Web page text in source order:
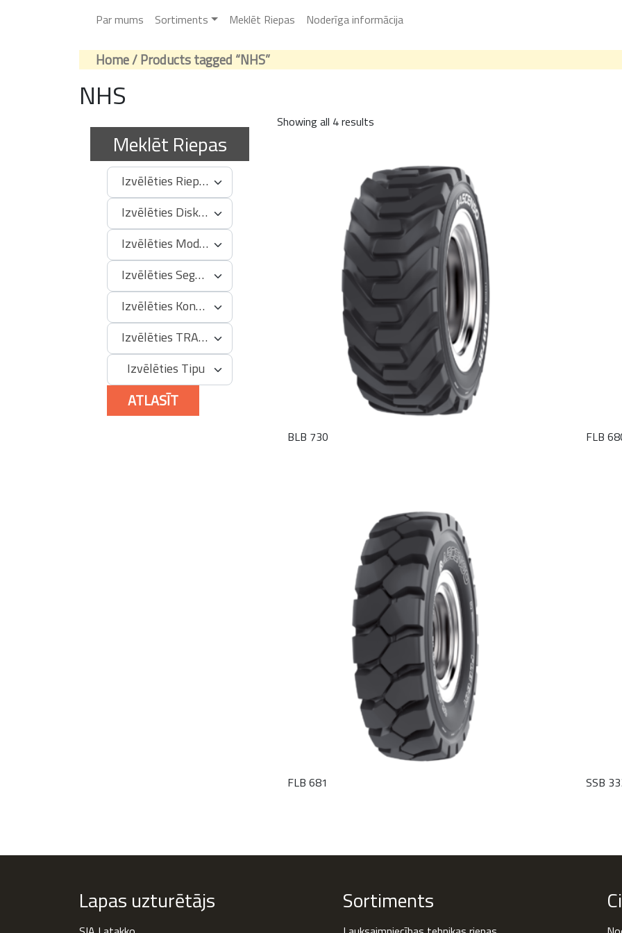
Par mums Sortiments Meklēt Riepas Noderīga informācija
Home/ Products tagged “NHS”
NHS
Showing all 4 results
BLB 730 FLB
FLB 681 SSB
Meklēt Riepas
Izvēlēties Riepas Izmēru
Izvēlēties Diska Izmēru
Izvēlēties Modeli
Izvēlēties Segmentu
Izvēlēties Konstrukciju
Izvēlēties TRA kodu
Izvēlēties Tipu
ATLASĪT
Lapas uzturētājs Sortiments